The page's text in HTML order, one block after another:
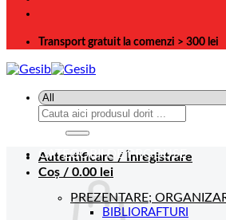
Transport gratuit la comenzi > 300 lei
Caută
Autentificare / Înregistrare
Coș / 0.00 lei
CATEGORII DE PRODUSE
PREZENTARE;
BIBLIORAFTURI